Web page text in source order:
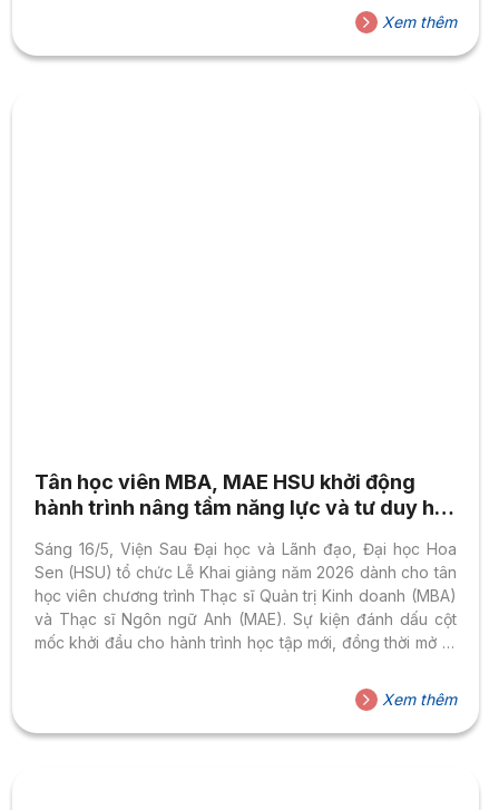
chương trình Thạc sĩ Ngôn ngữ Anh vừa nhập học trong
tháng 5/2026, tuy nhiên ThS. Nguyễn Thị Bê đã gắn bó
gần...
Xem thêm
Tân học viên MBA, MAE HSU khởi động
hành trình nâng tầm năng lực và tư duy hội
Sáng 16/5, Viện Sau Đại học và Lãnh đạo, Đại học Hoa
Sen (HSU) tổ chức Lễ Khai giảng năm 2026 dành cho tân
học viên chương trình Thạc sĩ Quản trị Kinh doanh (MBA)
và Thạc sĩ Ngôn ngữ Anh (MAE). Sự kiện đánh dấu cột
mốc khởi đầu cho hành trình học tập mới, đồng thời mở ra
nghiệm thực tiễn trong môi trường học thuật hiện đại.
Trong không khí trang trọng, các tân học viên chính thức
gia nhập cộng đồng Sau đại...
Xem thêm